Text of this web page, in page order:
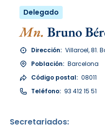
Delegado
Mn. Bruno
Dirección: Villaroel, 81.
Población: Barcelona
Código postal: 08011
Teléfono: 93 412 15 51
Secretariados: